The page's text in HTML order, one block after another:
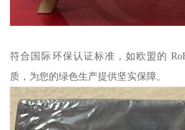
符合国际环保认证标准，如欧盟的
质，为您的绿色生产提供坚实保障。